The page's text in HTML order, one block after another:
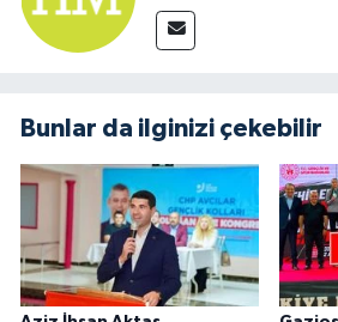
Bunlar da ilginizi çekebilir